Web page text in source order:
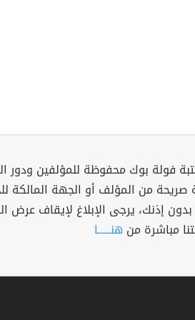
فولة بوك محفوظة للمؤلفين ودور
من المؤلف أو الجهة المالكة
إذنك، يرجى الإبلاغ لإيقاف عرض
مباشرة من هنــــــا